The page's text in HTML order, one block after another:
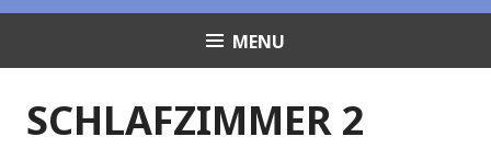
MENU
SCHLAFZIMMER 2